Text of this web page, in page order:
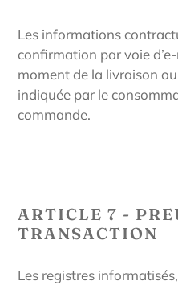
Les informations
confirmation par voie
moment de la livraison
indiquée par le
commande.
ARTICLE 7 -
TRANSACTION
Les registres